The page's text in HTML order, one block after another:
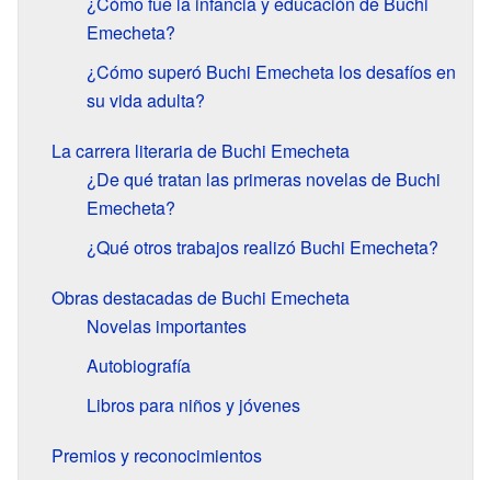
Emecheta?
¿Cómo superó Buchi Emecheta los desafíos en
su vida adulta?
La carrera literaria de Buchi Emecheta
¿De qué tratan las primeras novelas de Buchi
Emecheta?
¿Qué otros trabajos realizó Buchi Emecheta?
Obras destacadas de Buchi Emecheta
Novelas importantes
Autobiografía
Libros para niños y jóvenes
Premios y reconocimientos